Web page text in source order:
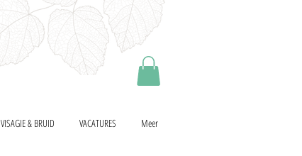
VISAGIE & BRUID VACATURES Meer